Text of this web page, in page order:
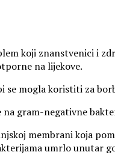
koji znanstvenici i
na lijekove.
se mogla koristiti za
gram-negativne
membrani koja
umrlo unutar